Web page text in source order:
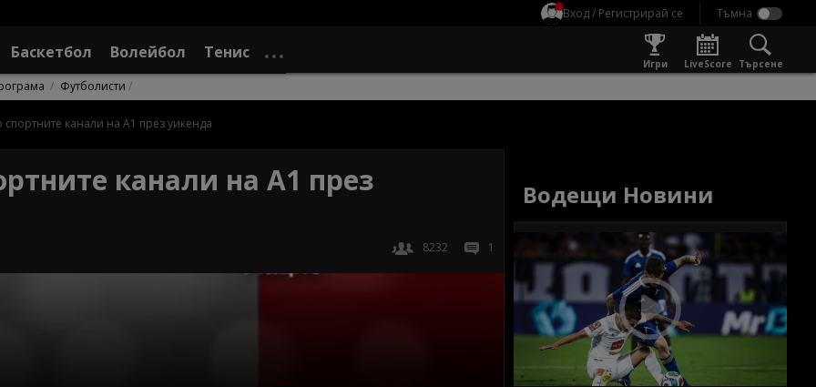
Вход / Регистрирай се
Баскетбол Волейбол Тенис
Игри LiveScore Търсене
Футболисти
канали на А1 през уикенда
канали на А1 през
8232 1
Водещи Новини